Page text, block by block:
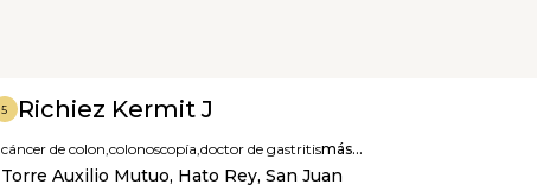
5 Richiez Kermit J
cáncer de colon,colonoscopía,doctor de gastritismás...
Torre Auxilio Mutuo, Hato Rey, San Juan